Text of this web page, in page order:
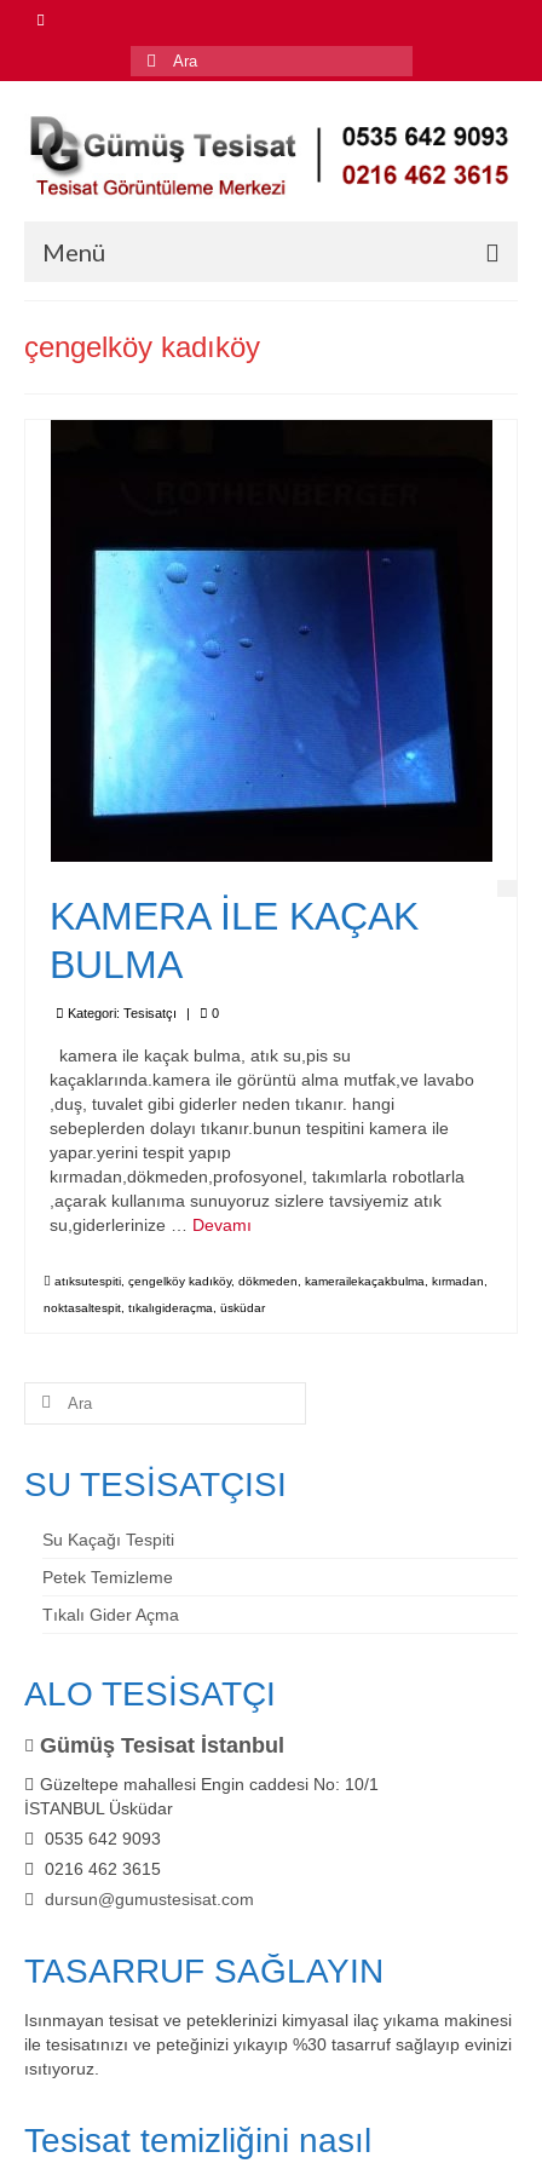
Şunu
ara:
Menü
Hizmetlerimiz
Su Kaçağı Tespiti
çengelköy kadıköy
KAMERA İLE KAÇAK
BULMA
Kategori: Tesisatçı | 0
kamera ile kaçak bulma, atık su,pis su
kaçaklarında.kamera ile görüntü alma mutfak,ve lavabo
,duş, tuvalet gibi giderler neden tıkanır. hangi
sebeplerden dolayı tıkanır.bunun tespitini kamera ile
yapar.yerini tespit yapıp
kırmadan,dökmeden,profosyonel, takımlarla robotlarla
,açarak kullanıma sunuyoruz sizlere tavsiyemiz atık
su,giderlerinize … Devamı
atıksutespiti çengelköy kadıköy, dökmeden kamerailekaçakbulma kırmadan
noktasaltespit tıkalıgideraçma üsküdar
Şunu
SU TESİSATÇISI
Su Kaçağı Tespiti
Petek Temizleme
Tıkalı Gider Açma
ALO TESİSATÇI
Gümüş Tesisat İstanbul
Güzeltepe mahallesi Engin caddesi No: 10/1
İSTANBUL Üsküdar
0535 642 9093
0216 462 3615
dursun@gumustesisat.com
TASARRUF SAĞLAYIN
Isınmayan tesisat ve peteklerinizi kimyasal ilaç yıkama makinesi
ile tesisatınızı ve peteğinizi yıkayıp %30 tasarruf sağlayıp evinizi
ısıtıyoruz.
Tesisat temizliğini nasıl